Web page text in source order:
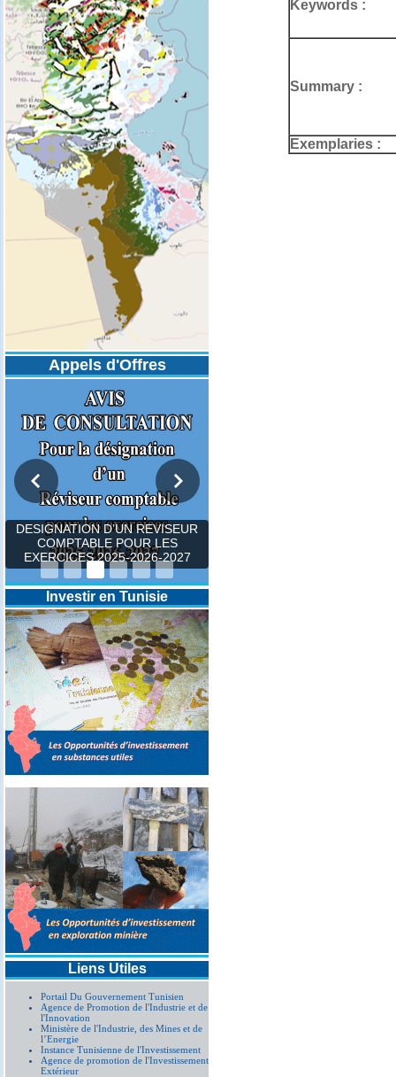
Appels d'Offres
DESIGNATION D’UN REVISEUR
COMPTABLE POUR LES
EXERCICES 2025-2026-2027
Investir en Tunisie
Liens Utiles
Portail Du Gouvernement Tunisien
Agence de Promotion de l'Industrie et de
l'Innovation
Ministère de l'Industrie, des Mines et de
l’Energie
Instance Tunisienne de l'Investissement
Agence de promotion de l'Investissement
Extérieur
Keywords :
Summary :
Exemplaries :